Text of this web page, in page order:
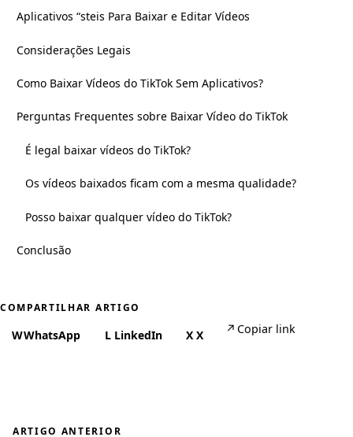
Aplicativos “steis Para Baixar e Editar Vídeos
Considerações Legais
Como Baixar Vídeos do TikTok Sem Aplicativos?
Perguntas Frequentes sobre Baixar Vídeo do TikTok
É legal baixar vídeos do TikTok?
Os vídeos baixados ficam com a mesma qualidade?
Posso baixar qualquer vídeo do TikTok?
Conclusão
COMPARTILHAR ARTIGO
WWhatsApp L LinkedIn X X ↗ Copiar link
ARTIGO ANTERIOR